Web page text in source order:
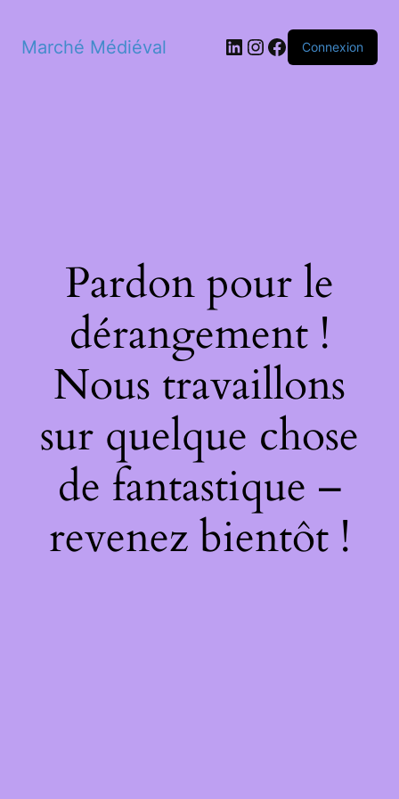
Marché Médiéval LinkedIn
Instagram
Facebook
Connexion
Pardon pour le
dérangement !
Nous travaillons
sur quelque chose
de fantastique –
revenez bientôt !